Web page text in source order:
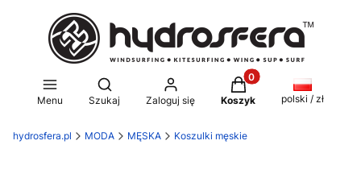
Menu
Otwórz wyszukiwarkę
Szukaj Zaloguj się
Produkty w koszyku:
Koszyk polski / zł
hydrosfera.pl MODA MĘSKA Koszulki męskie